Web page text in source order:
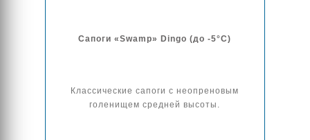
Сапоги «Swamp» Dingo (до -5°С)
Классические сапоги с неопреновым
голенищем средней высоты.